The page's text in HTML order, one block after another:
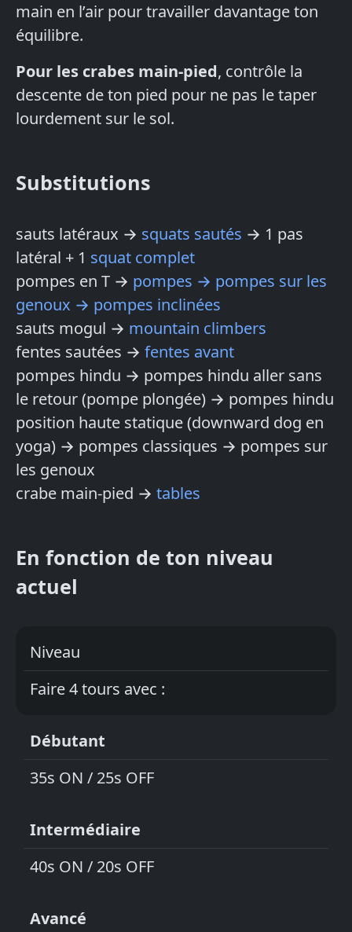
main en l’air pour travailler davantage ton
équilibre.
Pour les crabes main-pied, contrôle la
descente de ton pied pour ne pas le taper
lourdement sur le sol.
Substitutions
sauts latéraux → squats sautés → 1 pas
latéral + 1 squat complet
pompes en T → pompes → pompes sur les
genoux → pompes inclinées
sauts mogul → mountain climbers
fentes sautées → fentes avant
pompes hindu → pompes hindu aller sans
le retour (pompe plongée) → pompes hindu
position haute statique (downward dog en
yoga) → pompes classiques → pompes sur
les genoux
crabe main-pied → tables
En fonction de ton niveau
actuel
Niveau
Faire 4 tours avec :
Débutant
35s ON / 25s OFF
Intermédiaire
40s ON / 20s OFF
Avancé